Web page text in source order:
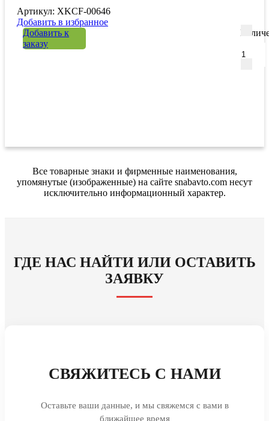
Артикул: XKCF-00646
Добавить в избранное
Добавить к
заказу
Все товарные знаки и фирменные наименования,
упомянутые (изображенные) на сайте snabavto.com несут
исключительно информационный характер.
ГДЕ НАС НАЙТИ ИЛИ ОСТАВИТЬ
ЗАЯВКУ
СВЯЖИТЕСЬ С НАМИ
Оставьте ваши данные, и мы свяжемся с вами в
ближайшее время